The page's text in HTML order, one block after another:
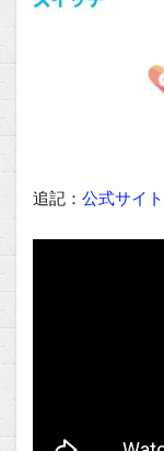
追記： 公式サイト